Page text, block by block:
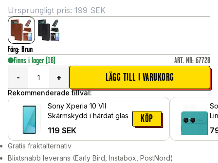
Ursprungligt pris: 199 SEK
Färg: Brun
Finns i lager (18) ART. NR: 67728
-
+ LÄGG TILL I VARUKORG
Rekommenderade tillval:
Sony Xperia 10 VII
Skärmskydd i härdat glas
119 SEK
KÖP
Gratis fraktalternativ
Blixtsnabb leverans (Early Bird, Instabox, PostNord)